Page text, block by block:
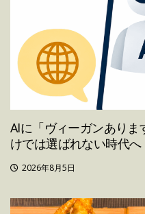
AIに「ヴィーガンあり
けでは選ばれない時代へ
2026年8月5日